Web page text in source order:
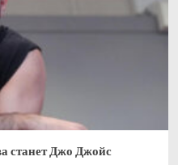
станет Джо Джойс